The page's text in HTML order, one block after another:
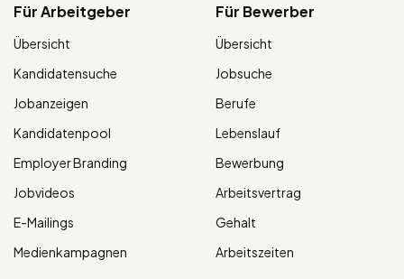
Für Arbeitgeber
Übersicht
Kandidatensuche
Jobanzeigen
Kandidatenpool
Employer Branding
Jobvideos
E-Mailings
Medienkampagnen
Für Bewerber
Übersicht
Jobsuche
Berufe
Lebenslauf
Bewerbung
Arbeitsvertrag
Gehalt
Arbeitszeiten